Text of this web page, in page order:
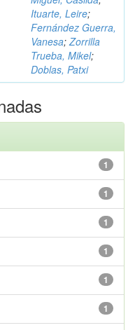
Ituarte, Leire;
Fernández Guerra,
Vanesa;Zorrilla
Trueba, Mikel;
Doblas, Patxi
1
1
1
1
1
1